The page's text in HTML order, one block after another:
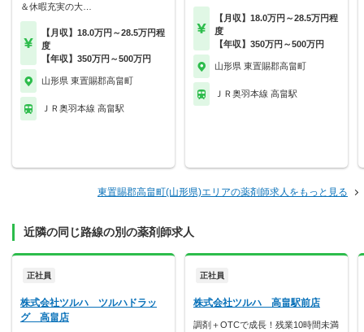
＆休暇充実の大…
【月収】18.0万円～28.5万円程
度
【年収】350万円～500万円
山形県 東置賜郡高畠町
ＪＲ奥羽本線 高畠駅
【月収】18.0万円～28.5万円程
度
【年収】350万円～500万円
山形県 東置賜郡高畠町
ＪＲ奥羽本線 高畠駅
東置賜郡高畠町(山形県)エリアの薬剤師求人をもっと見る
近隣の同じ路線の別の薬剤師求人
正社員
株式会社ツルハ ツルハドラッ
グ 高畠店
正社員
株式会社ツルハ 高畠駅前店
調剤＋OTCで成長！残業10時間未満